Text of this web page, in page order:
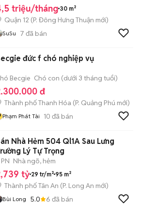
triệu/tháng 30 m²
Quận 12 (P. Đông Hưng Thuận mới)
SuSu 7 đã bán
đức f chó nghiệp vụ
Becgie Chó con (dưới 3 tháng tuổi)
đ
Thành phố Thanh Hóa (P. Quảng Phú mới)
Phạm Phát Tài 10 đã bán
Nhà Hẻm 504 Ql1A Sau Lưng
Lý Tự Trọng
Nhà ngõ, hẻm
tỷ 29 tr/m² 95 m²
Thành phố Tân An (P. Long An mới)
Bùi Long 5.0 6 đã bán